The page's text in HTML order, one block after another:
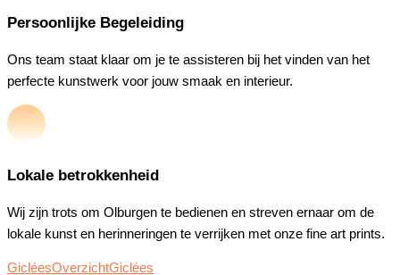
Persoonlijke Begeleiding
Ons team staat klaar om je te assisteren bij het vinden van het
perfecte kunstwerk voor jouw smaak en interieur.
Lokale betrokkenheid
Wij zijn trots om Olburgen te bedienen en streven ernaar om de
lokale kunst en herinneringen te verrijken met onze fine art prints.
GicléesOverzichtGiclées